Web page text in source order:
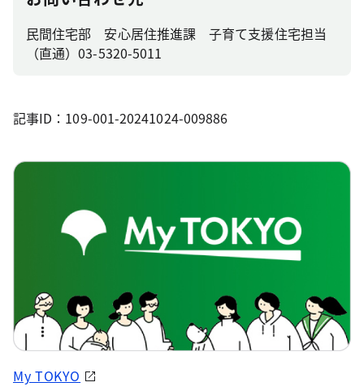
民間住宅部 安心居住推進課 子育て支援住宅担当
（直通）03-5320-5011
記事ID：109-001-20241024-009886
My TOKYO